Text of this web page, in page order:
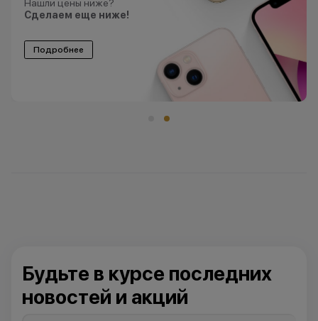
Нашли цены ниже?
Сделаем еще ниже!
Подробнее
Будьте в курсе последних
новостей и акций